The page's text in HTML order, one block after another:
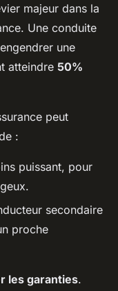
majeur dans la
Une conduite
une
atteindre 50%
peut
:
puissant, pour
secondaire
proche
les garanties.